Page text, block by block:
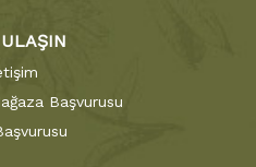
Başvurusu